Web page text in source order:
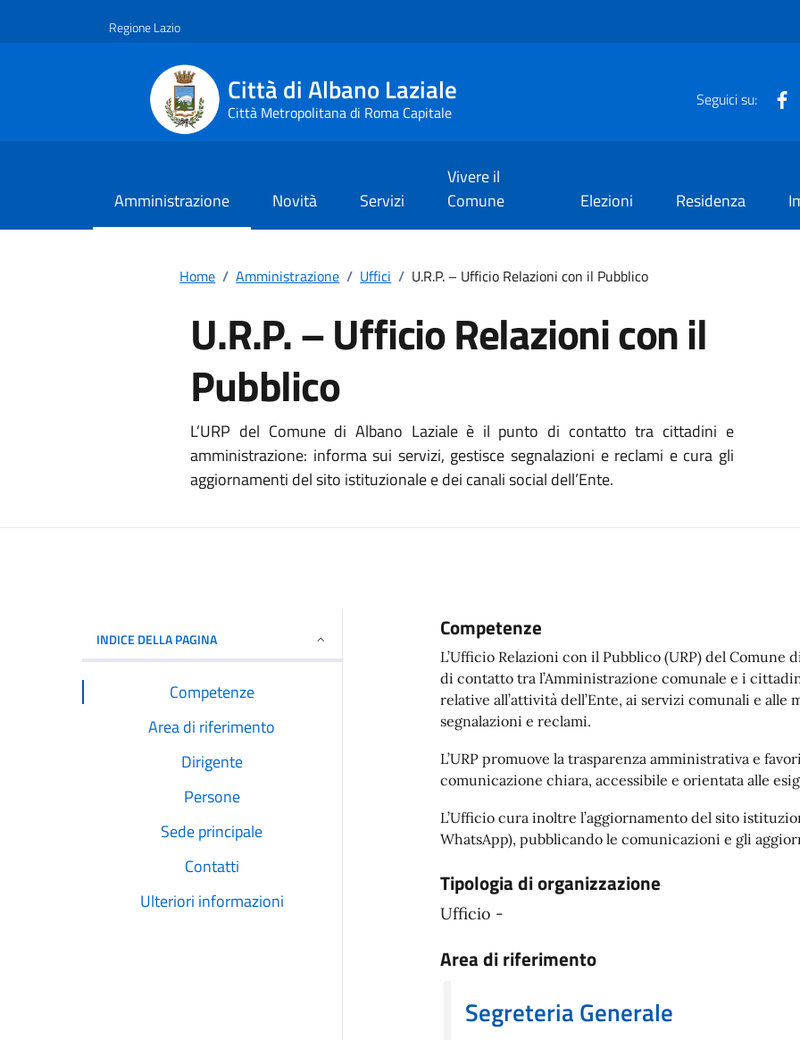
Regione Lazio
Città di Albano Laziale
Città Metropolitana di Roma Capitale
Seguici su:
Amministrazione Novità Servizi
Vivere il
Comune
Elezioni Residenza
Home / Amministrazione / Uffici / U.R.P. – Ufficio Relazioni con il Pubblico
U.R.P. – Ufficio Relazioni con il
Pubblico
L’URP del Comune di Albano Laziale è il punto di contatto tra cittadini e
amministrazione: informa sui servizi, gestisce segnalazioni e reclami e cura gli
aggiornamenti del sito istituzionale e dei canali social dell’Ente.
INDICE DELLA PAGINA
Competenze
Area di riferimento
Dirigente
Persone
Sede principale
Contatti
Ulteriori informazioni
Competenze
L’Ufficio Relazioni con il Pubblico (URP) del
di contatto tra l’Amministrazione comunale e i
relative all’attività dell’Ente, ai servizi comunali e
segnalazioni e reclami.
L’URP promuove la trasparenza amministrativa e
comunicazione chiara, accessibile e orientata alle
L’Ufficio cura inoltre l’aggiornamento del sito
WhatsApp), pubblicando le comunicazioni e gli
Tipologia di organizzazione
Ufficio -
Area di riferimento
Segreteria Generale